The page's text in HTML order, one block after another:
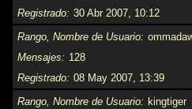
Registrado 30 Abr 2007, 10:12
Rango, Nombre de Usuario
Mensajes
128
Registrado 08 May 2007, 13:39
Rango, Nombre de Usuario
kingtiger